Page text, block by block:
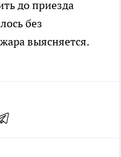
до приезда
без
выясняется.